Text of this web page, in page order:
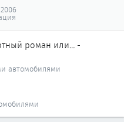
роман или… -
автомобилями